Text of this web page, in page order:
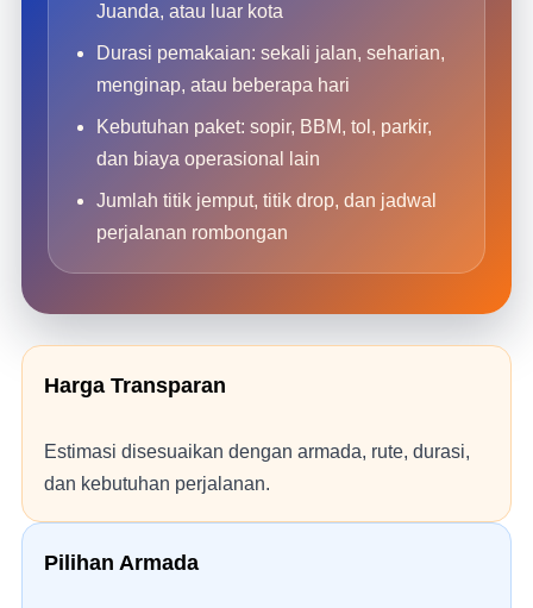
Juanda, atau luar kota
Durasi pemakaian: sekali jalan, seharian,
menginap, atau beberapa hari
Kebutuhan paket: sopir, BBM, tol, parkir,
dan biaya operasional lain
Jumlah titik jemput, titik drop, dan jadwal
perjalanan rombongan
Harga Transparan
Estimasi disesuaikan dengan armada, rute, durasi,
dan kebutuhan perjalanan.
Pilihan Armada